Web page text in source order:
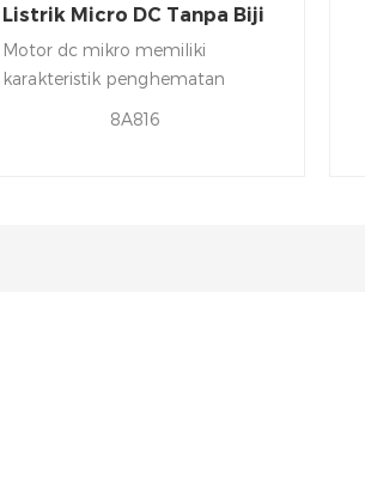
Listrik Micro DC Tanpa Biji
Motor dc mikro memiliki
karakteristik penghematan
8A816